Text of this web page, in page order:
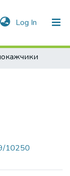
Log In (current)
10250